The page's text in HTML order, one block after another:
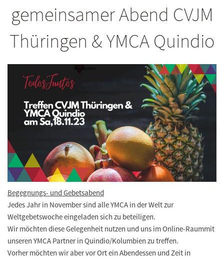
gemeinsamer Abend CVJM
Thüringen & YMCA Quindio
Begegnungs- und Gebetsabend
Jedes Jahr in November sind alle YMCA in der Welt zur
Weltgebetswoche eingeladen sich zu beteiligen.
Wir möchten diese Gelegenheit nutzen und uns im Online-Raummit
unseren YMCA Partner in Quindio/Kolumbien zu treffen.
Vorher möchten wir aber vor Ort ein Abendessen und Zeit in